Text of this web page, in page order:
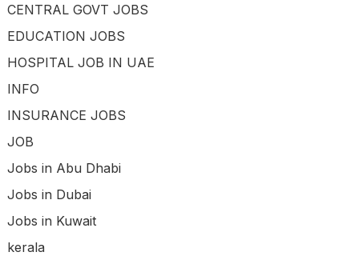
CENTRAL GOVT JOBS
EDUCATION JOBS
HOSPITAL JOB IN UAE
INFO
INSURANCE JOBS
JOB
Jobs in Abu Dhabi
Jobs in Dubai
Jobs in Kuwait
kerala